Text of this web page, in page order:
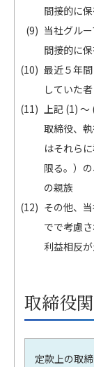
間接的に
当社グル
間接的に
最近５年
していた者
上記 (1)
取締役、
はそれら
限る。）
の親族
その他、
でで考慮
利益相反
取締役
定款上の取